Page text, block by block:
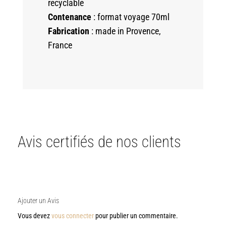
recyclable
Contenance : format voyage 70ml
Fabrication : made in Provence,
France
Avis certifiés de nos clients
Ajouter un Avis
Vous devezvous connecterpour publier un commentaire.